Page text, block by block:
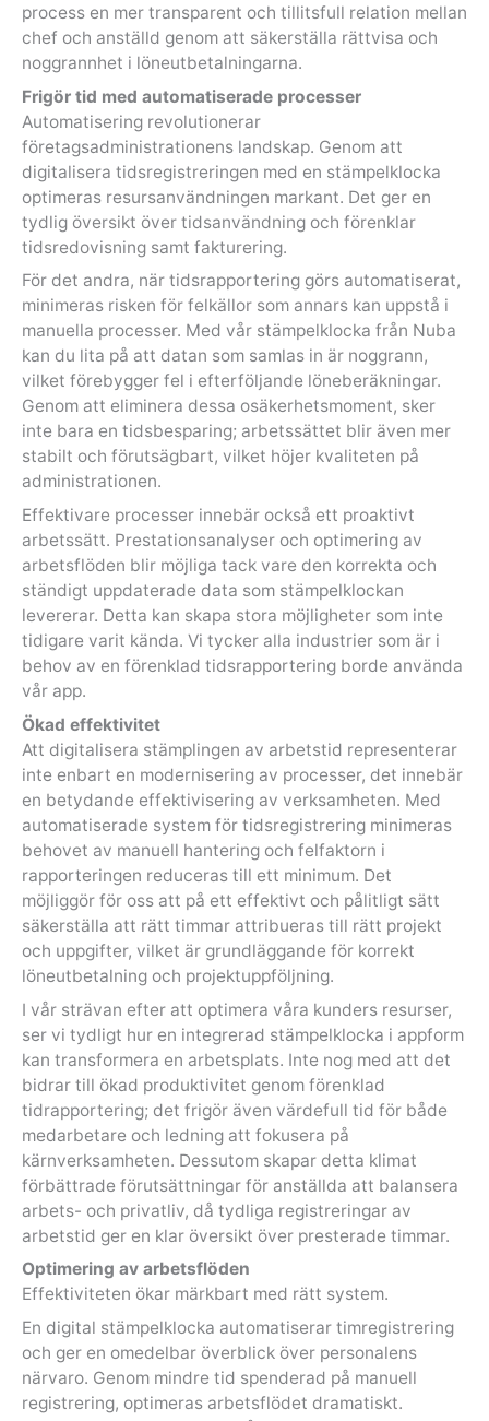
process en mer transparent och tillitsfull relation mellan
chef och anställd genom att säkerställa rättvisa och
noggrannhet i löneutbetalningarna.
Frigör tid med automatiserade processer
Automatisering revolutionerar
företagsadministrationens landskap. Genom att
digitalisera tidsregistreringen med en stämpelklocka
optimeras resursanvändningen markant. Det ger en
tydlig översikt över tidsanvändning och förenklar
tidsredovisning samt fakturering.
För det andra, när tidsrapportering görs automatiserat,
minimeras risken för felkällor som annars kan uppstå i
manuella processer. Med vår stämpelklocka från Nuba
kan du lita på att datan som samlas in är noggrann,
vilket förebygger fel i efterföljande löneberäkningar.
Genom att eliminera dessa osäkerhetsmoment, sker
inte bara en tidsbesparing; arbetssättet blir även mer
stabilt och förutsägbart, vilket höjer kvaliteten på
administrationen.
Effektivare processer innebär också ett proaktivt
arbetssätt. Prestationsanalyser och optimering av
arbetsflöden blir möjliga tack vare den korrekta och
ständigt uppdaterade data som stämpelklockan
levererar. Detta kan skapa stora möjligheter som inte
tidigare varit kända. Vi tycker alla industrier som är i
behov av en förenklad tidsrapportering borde använda
vår app.
Ökad effektivitet
Att digitalisera stämplingen av arbetstid representerar
inte enbart en modernisering av processer, det innebär
en betydande effektivisering av verksamheten. Med
automatiserade system för tidsregistrering minimeras
behovet av manuell hantering och felfaktorn i
rapporteringen reduceras till ett minimum. Det
möjliggör för oss att på ett effektivt och pålitligt sätt
säkerställa att rätt timmar attribueras till rätt projekt
och uppgifter, vilket är grundläggande för korrekt
löneutbetalning och projektuppföljning.
I vår strävan efter att optimera våra kunders resurser,
ser vi tydligt hur en integrerad stämpelklocka i appform
kan transformera en arbetsplats. Inte nog med att det
bidrar till ökad produktivitet genom förenklad
tidrapportering; det frigör även värdefull tid för både
medarbetare och ledning att fokusera på
kärnverksamheten. Dessutom skapar detta klimat
förbättrade förutsättningar för anställda att balansera
arbets- och privatliv, då tydliga registreringar av
arbetstid ger en klar översikt över presterade timmar.
Optimering av arbetsflöden
Effektiviteten ökar märkbart med rätt system.
En digital stämpelklocka automatiserar timregistrering
och ger en omedelbar överblick över personalens
närvaro. Genom mindre tid spenderad på manuell
registrering, optimeras arbetsflödet dramatiskt.